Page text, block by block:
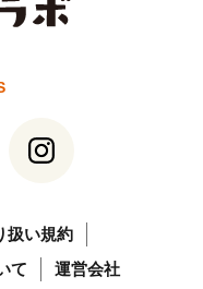
扱い規約
て
運営会社